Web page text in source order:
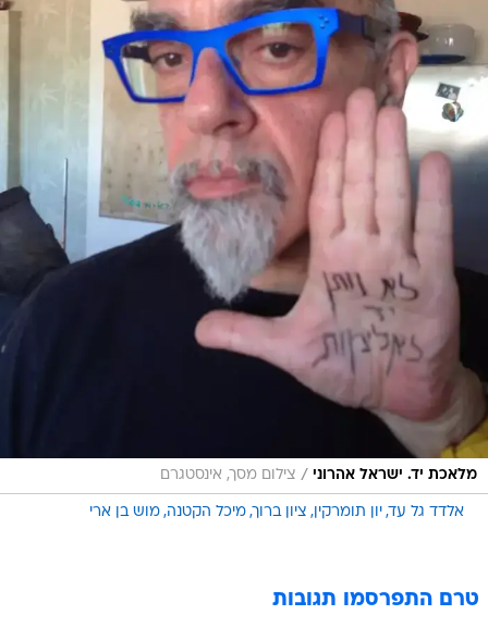
מלאכת יד. ישראל אהרוני / צילום מסך, אינסטגרם
אלדד גל עד יון תומרקין ציון ברוך מיכל הקטנה מוש בן ארי
טרם התפרסמו תגובות